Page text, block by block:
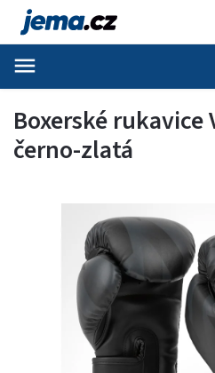
Boxerské rukavice
černo-zlatá